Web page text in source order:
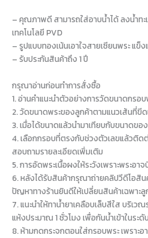
– คุณภาพดี สามารถใส่อาบน้ำได้ ลงน้ำทะ
เทคโนโลยี PVD
– รูปแบบทองเน้นเอาใจสายเซียนพระ แข็
– รับประกันสินค้าถึง 1 ปี
กรุณาอ่านก่อนทำการสั่งซื้อ
1. อ่านคำแนะนำตัวอย่างการวัดขนาดกรอ
2. วัดขนาดพระของลูกค้าตามแนวเส้นที่ขี
3. เมื่อได้ขนาดแล้วนำมาเทียบกับขนาดขอ
4. เลือกกรอบที่ตรงกับช่วงตัวเลขแล้วติด
สอบถามรายละเอียดเพิ่มเติม
5. การอัดพระเนื้อผงให้ระวังเพราะพระอา
6. หลังได้รับสินค้ากรุณาถ่ายคลิปวีดีโอสิ
ปัญหาทางร้านยินดีให้เปลี่ยนสินค้าเฉพาะ
7. แนะนำให้ทาน้ำยาเคลือบเล็บสีใส บริเ
แห้งประมาณ 1 ชั่วโมง เพื่อกันน้ำเข้าในระ
8. ห้ามกดกระจกตอนใส่กรอบพระ เพราะอ